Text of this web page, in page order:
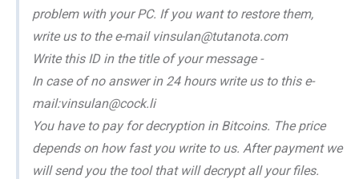
problem with your PC. If you want to restore them,
write us to the e-mail vinsulan@tutanota.com
Write this ID in the title of your message -
In case of no answer in 24 hours write us to this e-
mail:vinsulan@cock.li
You have to pay for decryption in Bitcoins. The price
depends on how fast you write to us. After payment we
will send you the tool that will decrypt all your files.